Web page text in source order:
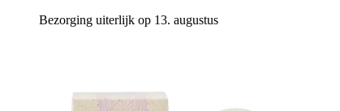
Bezorging uiterlijk op 13. augustus